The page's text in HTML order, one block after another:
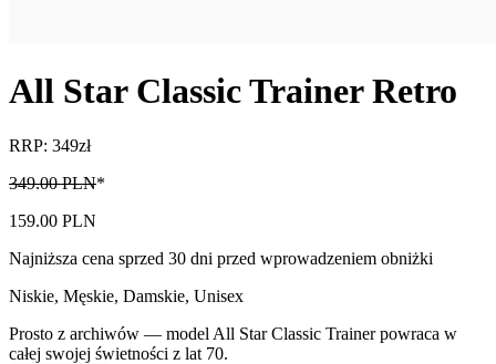
All Star Classic Trainer Retro
RRP: 349zł
349.00 PLN*
159.00 PLN
Najniższa cena sprzed 30 dni przed wprowadzeniem obniżki
Niskie, Męskie, Damskie, Unisex
Prosto z archiwów — model All Star Classic Trainer powraca w
całej swojej świetności z lat 70.